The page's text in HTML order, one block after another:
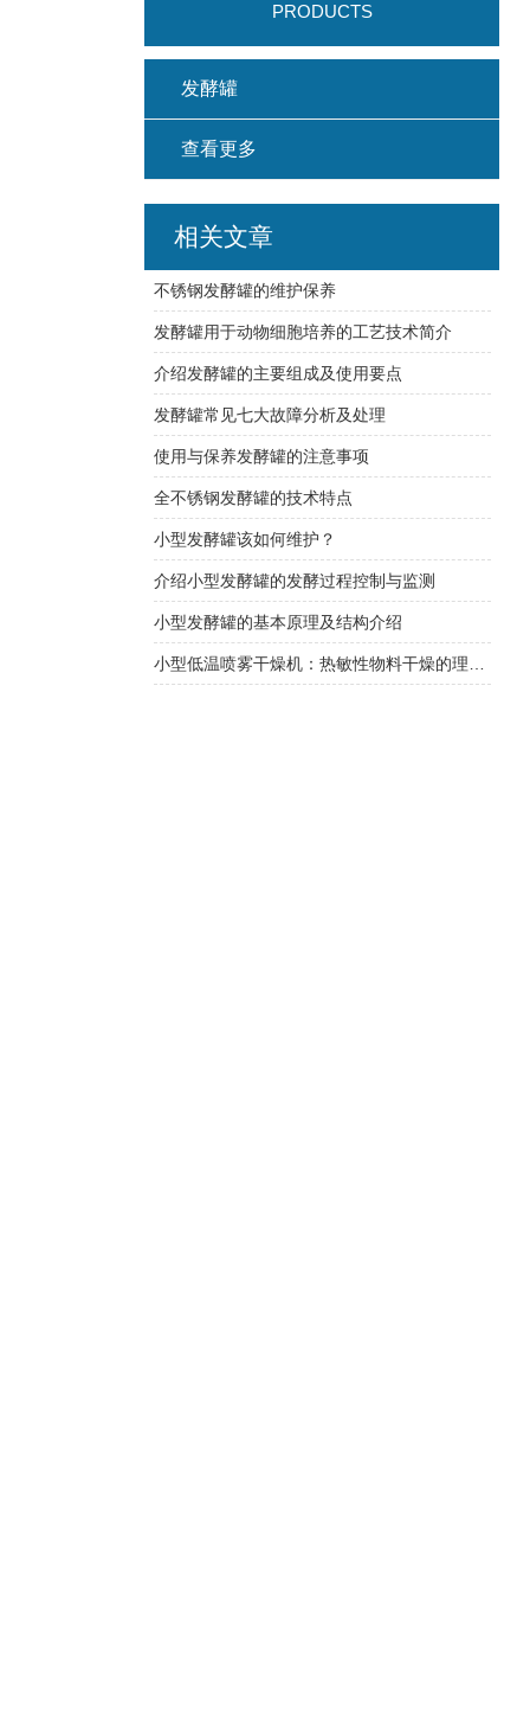
PRODUCTS
发酵罐
查看更多
相关文章
不锈钢发酵罐的维护保养
发酵罐用于动物细胞培养的工艺技术简介
介绍发酵罐的主要组成及使用要点
发酵罐常见七大故障分析及处理
使用与保养发酵罐的注意事项
全不锈钢发酵罐的技术特点
小型发酵罐该如何维护？
介绍小型发酵罐的发酵过程控制与监测
小型发酵罐的基本原理及结构介绍